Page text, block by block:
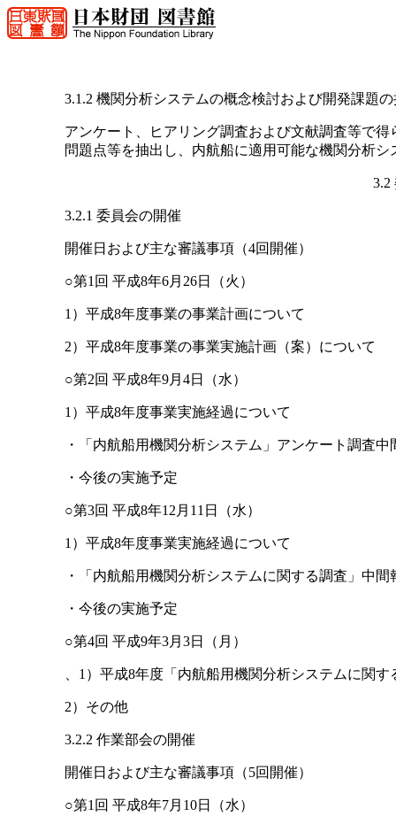
3.1.2 機関分析システムの概念検討および開発課題
アンケート、ヒアリング調査および文献調査等で
問題点等を抽出し、内航船に適用可能な機関分析
3.2
3.2.1 委員会の開催
開催日および主な審議事項（4回開催）
○第1回 平成8年6月26日（火）
1）平成8年度事業の事業計画について
2）平成8年度事業の事業実施計画（案）について
○第2回 平成8年9月4日（水）
1）平成8年度事業実施経過について
・「内航船用機関分析システム」アンケート調査中
・今後の実施予定
○第3回 平成8年12月11日（水）
1）平成8年度事業実施経過について
・「内航船用機関分析システムに関する調査」中間
・今後の実施予定
○第4回 平成9年3月3日（月）
、1）平成8年度「内航船用機関分析システムに関
2）その他
3.2.2 作業部会の開催
開催日および主な審議事項（5回開催）
○第1回 平成8年7月10日（水）